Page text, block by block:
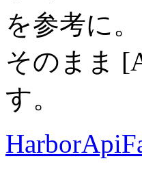
を参考に
そのまま
す。